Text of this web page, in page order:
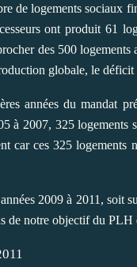
de logements sociaux
ont produit 61
des 500
globale, le déficit
années du mandat
à 2007, 325
car ces 325
2009 à 2011, soit
de notre objectif du PLH